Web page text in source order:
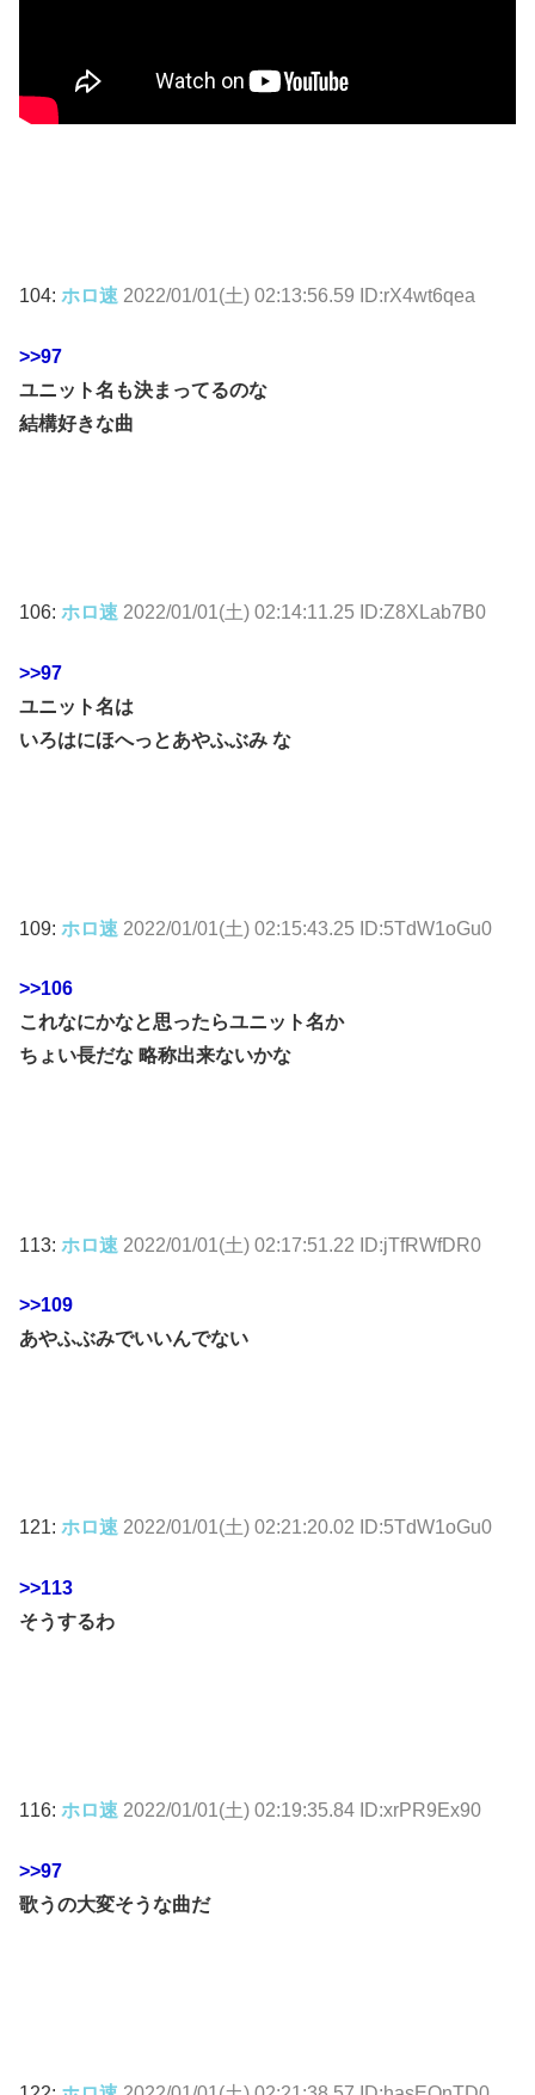
104: ホロ速 2022/01/01(土) 02:13:56.59 ID:rX4wt6qea
>>97
ユニット名も決まってるのな
結構好きな曲
106: ホロ速 2022/01/01(土) 02:14:11.25 ID:Z8XLab7B0
>>97
ユニット名は
いろはにほへっとあやふぶみ な
109: ホロ速 2022/01/01(土) 02:15:43.25 ID:5TdW1oGu0
>>106
これなにかなと思ったらユニット名か
ちょい長だな 略称出来ないかな
113: ホロ速 2022/01/01(土) 02:17:51.22 ID:jTfRWfDR0
>>109
あやふぶみでいいんでない
121: ホロ速 2022/01/01(土) 02:21:20.02 ID:5TdW1oGu0
>>113
そうするわ
116: ホロ速 2022/01/01(土) 02:19:35.84 ID:xrPR9Ex90
>>97
歌うの大変そうな曲だ